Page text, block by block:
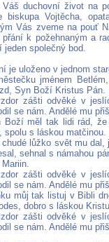
Váš duchovní život na
biskupa Vojtěcha,
Vás zveme na pouť
přání k požehnaným a
jeden společný bod.
je uloženo v jednom
jménem
Syn Boží Kristus Pán.
zášti odvěké v
se nám. Andělé mu
Boží měl tak lidi rád,
spolu s láskou matčinou.
chudé lůžko svět mu
sehnal s námahou
zášti odvěké v
se nám. Andělé mu
můj tak listuj v Bibli
dobro s láskou
zášti odvěké v
se nám. Andělé mu